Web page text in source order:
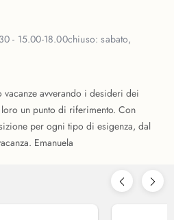
- 15.00-18.00chiuso:sabato,
avverando i desideri dei
un punto di riferimento. Con
per ogni tipo di esigenza, dal
Emanuela